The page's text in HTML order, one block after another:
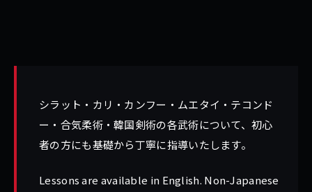
シラット・カリ・カンフー・ムエタイ・テコンド
ー・合気柔術・韓国剣術の各武術について、初心
者の方にも基礎から丁寧に指導いたします。
Lessons are available in English. Non-Japanese